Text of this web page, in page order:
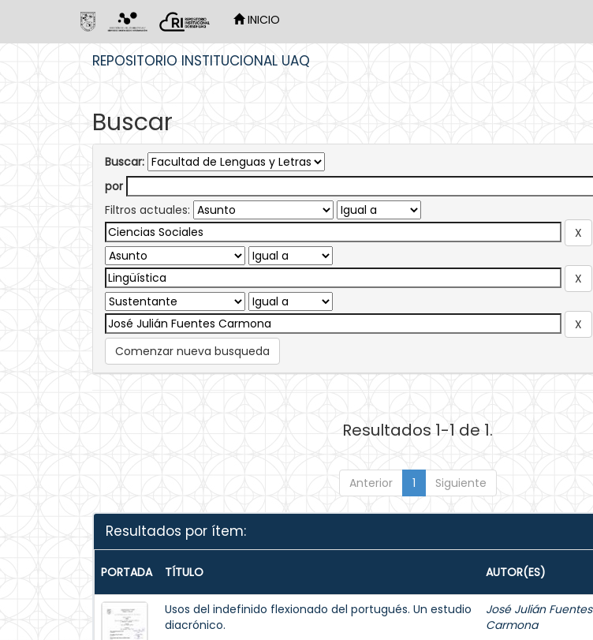
INICIO
REPOSITORIO INSTITUCIONAL UAQ
Buscar
Buscar:
por
Filtros actuales:
Comenzar nueva busqueda
Resultados 1-1 de 1.
Anterior 1 Siguiente
Resultados por ítem:
PORTADA TÍTULO AUTOR(ES)
Usos del indefinido flexionado del portugués. Un estudio
diacrónico.
José Julián Fuentes
Carmona